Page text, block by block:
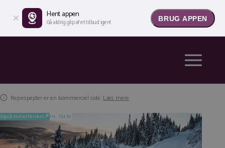
Rejsespejder er en kommerciel side. Læs mere
Også vinterferien! 🎿fra 732 kr.
Hent appen
Gå aldrig glip af et tilbud igen! BRUG APPEN